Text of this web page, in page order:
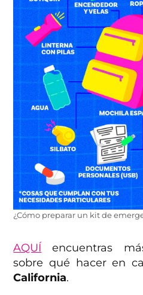
¿Cómo preparar un kit de
AQUÍ encuentras
sobre qué hacer en
California.